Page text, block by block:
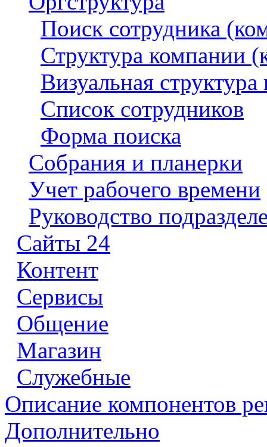
Поиск сотрудника
Структура компании
Визуальная
Список сотрудников
Форма поиска
Собрания и планерки
Учет рабочего времени
Руководство
Сайты 24
Контент
Сервисы
Общение
Магазин
Служебные
Описание компонентов
Дополнительно